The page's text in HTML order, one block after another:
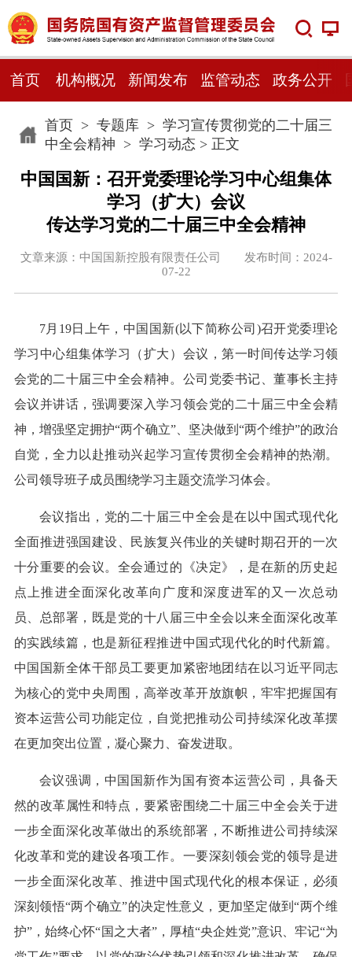
首页 机构概况 新闻发布 监管动态 政务公开
首页> 专题库> 学习宣传贯彻党的二十届三
中全会精神 > 学习动态 > 正文
中国国新：召开党委理论学习中心组集体
学习（扩大）会议
传达学习党的二十届三中全会精神
文章来源：中国国新控股有限责任公司 发布时间：2024-
07-22
7月19日上午，中国国新(以下简称公司)召开党委理论
学习中心组集体学习（扩大）会议，第一时间传达学习领
会党的二十届三中全会精神。公司党委书记、董事长主持
会议并讲话，强调要深入学习领会党的二十届三中全会精
神，增强坚定拥护“两个确立”、坚决做到“两个维护”的政治
自觉，全力以赴推动兴起学习宣传贯彻全会精神的热潮。
公司领导班子成员围绕学习主题交流学习体会。
会议指出，党的二十届三中全会是在以中国式现代化
全面推进强国建设、民族复兴伟业的关键时期召开的一次
十分重要的会议。全会通过的《决定》，是在新的历史起
点上推进全面深化改革向广度和深度进军的又一次总动
员、总部署，既是党的十八届三中全会以来全面深化改革
的实践续篇，也是新征程推进中国式现代化的时代新篇。
中国国新全体干部员工要更加紧密地团结在以习近平同志
为核心的党中央周围，高举改革开放旗帜，牢牢把握国有
资本运营公司功能定位，自觉把推动公司持续深化改革摆
在更加突出位置，凝心聚力、奋发进取。
会议强调，中国国新作为国有资本运营公司，具备天
然的改革属性和特点，要紧密围绕二十届三中全会关于进
一步全面深化改革做出的系统部署，不断推进公司持续深
化改革和党的建设各项工作。一要深刻领会党的领导是进
一步全面深化改革、推进中国式现代化的根本保证，必须
深刻领悟“两个确立”的决定性意义，更加坚定做到“两个维
护”，始终心怀“国之大者”，厚植“央企姓党”意识、牢记“为